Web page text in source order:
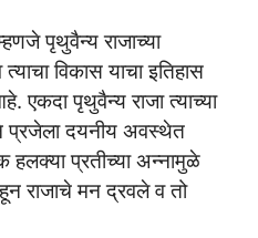
पृथुवैन्य राजाच्या
विकास याचा इतिहास
एकदा पृथुवैन्य राजा त्याच्या
प्रजेला दयनीय अवस्थेत
हलक्या प्रतीच्या अन्नामुळे
राजाचे मन द्रवले व तो